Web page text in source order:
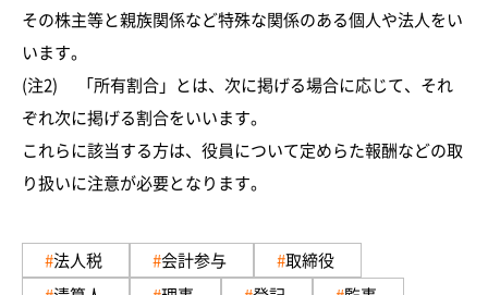
その株主等と親族関係など特殊な関係のある個人や法人をい
います。
(注2) 「所有割合」とは、次に掲げる場合に応じて、それ
ぞれ次に掲げる割合をいいます。
これらに該当する方は、役員について定めらた報酬などの取
り扱いに注意が必要となります。
法人税 会計参与
取締役